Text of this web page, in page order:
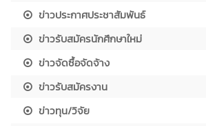
ข่าวประกาศประชาสัมพันธ์
ข่าวรับสมัครนักศึกษาใหม่
ข่าวจัดซื้อจัดจ้าง
ข่าวรับสมัครงาน
ข่าวทุน/วิจัย